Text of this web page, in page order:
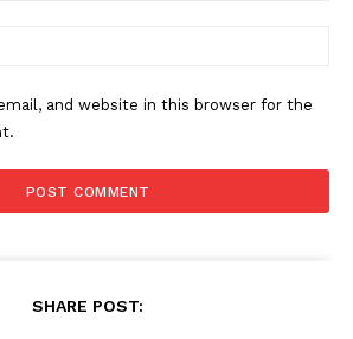
and website in this browser for the
SHARE POST: